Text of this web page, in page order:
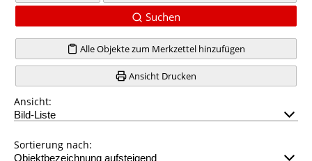
Suchen
Alle Objekte zum Merkzettel hinzufügen
Ansicht Drucken
Ansicht:
Sortierung nach: